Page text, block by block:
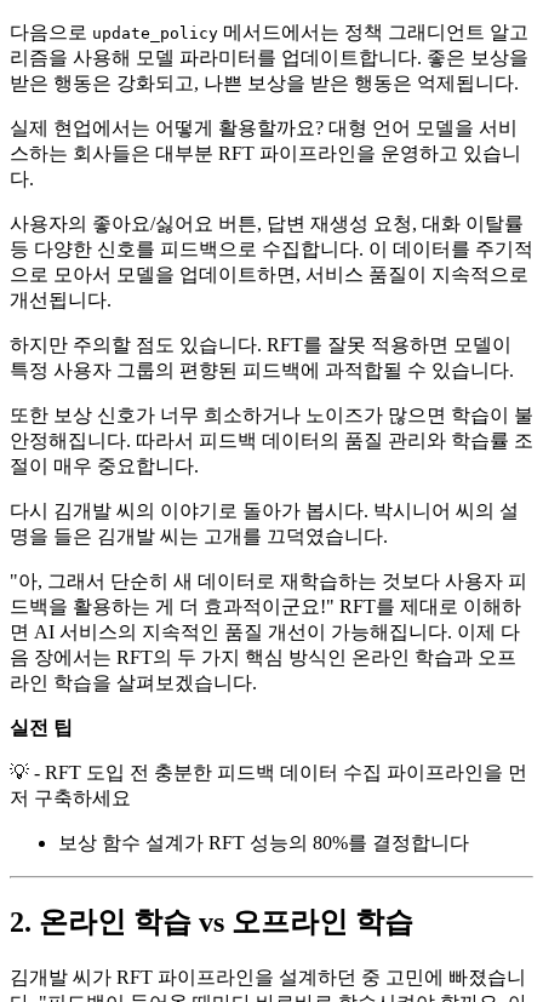
다음으로 update_policy 메서드에서는 정책 그래디언트 알고
리즘을 사용해 모델 파라미터를 업데이트합니다. 좋은 보상을
받은 행동은 강화되고, 나쁜 보상을 받은 행동은 억제됩니다.
실제 현업에서는 어떻게 활용할까요? 대형 언어 모델을 서비
스하는 회사들은 대부분 RFT 파이프라인을 운영하고 있습니
다.
사용자의 좋아요/싫어요 버튼, 답변 재생성 요청, 대화 이탈률
등 다양한 신호를 피드백으로 수집합니다. 이 데이터를 주기적
으로 모아서 모델을 업데이트하면, 서비스 품질이 지속적으로
개선됩니다.
하지만 주의할 점도 있습니다. RFT를 잘못 적용하면 모델이
특정 사용자 그룹의 편향된 피드백에 과적합될 수 있습니다.
또한 보상 신호가 너무 희소하거나 노이즈가 많으면 학습이 불
안정해집니다. 따라서 피드백 데이터의 품질 관리와 학습률 조
절이 매우 중요합니다.
다시 김개발 씨의 이야기로 돌아가 봅시다. 박시니어 씨의 설
명을 들은 김개발 씨는 고개를 끄덕였습니다.
"아, 그래서 단순히 새 데이터로 재학습하는 것보다 사용자 피
드백을 활용하는 게 더 효과적이군요!" RFT를 제대로 이해하
면 AI 서비스의 지속적인 품질 개선이 가능해집니다. 이제 다
음 장에서는 RFT의 두 가지 핵심 방식인 온라인 학습과 오프
라인 학습을 살펴보겠습니다.
실전 팁
💡 - RFT 도입 전 충분한 피드백 데이터 수집 파이프라인을 먼
저 구축하세요
보상 함수 설계가 RFT 성능의 80%를 결정합니다
2. 온라인 학습 vs 오프라인 학습
김개발 씨가 RFT 파이프라인을 설계하던 중 고민에 빠졌습니